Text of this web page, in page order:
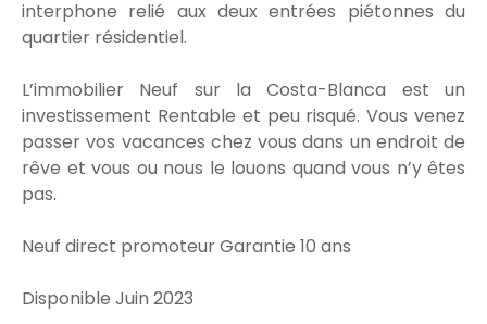
interphone relié aux deux entrées piétonnes du
quartier résidentiel.
L’immobilier Neuf sur la Costa-Blanca est un
investissement Rentable et peu risqué. Vous venez
passer vos vacances chez vous dans un endroit de
rêve et vous ou nous le louons quand vous n’y êtes
pas.
Neuf direct promoteur Garantie 10 ans
Disponible Juin 2023